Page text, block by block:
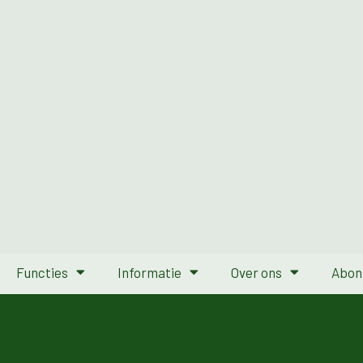
Functies Informatie Over ons